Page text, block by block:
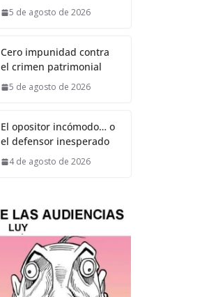
5 de agosto de 2026
Cero impunidad contra
el crimen patrimonial
5 de agosto de 2026
El opositor incómodo… o
el defensor inesperado
4 de agosto de 2026